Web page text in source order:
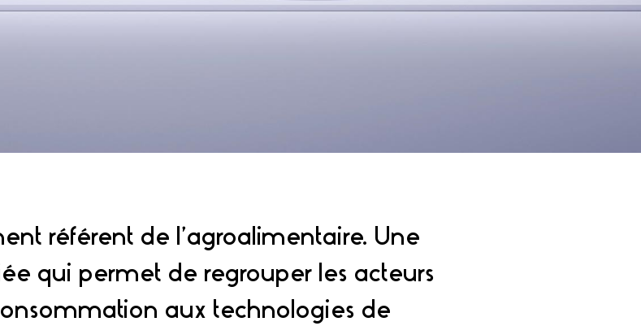
référent de l’agroalimentaire. Une
qui permet de regrouper les acteurs
aux technologies de